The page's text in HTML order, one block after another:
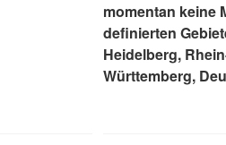
momentan keine
definierten
Heidelberg,
Württemberg,